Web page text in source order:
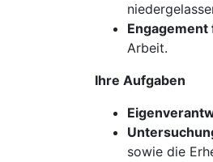
Arbeit.
Ihre Aufgaben
sowie die